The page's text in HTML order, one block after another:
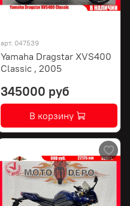
арт. 047539
Yamaha Dragstar XVS400
Classic , 2005
345000 руб
В корзину